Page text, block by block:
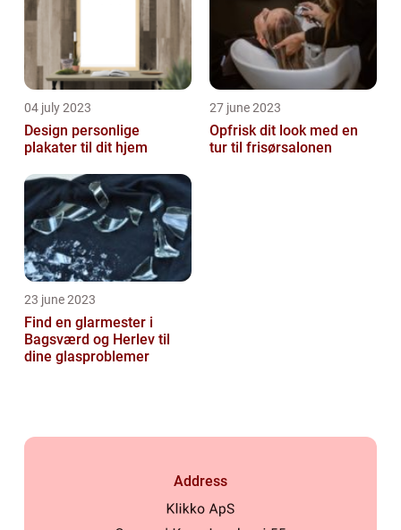
04 july 2023
Design personlige
plakater til dit hjem
27 june 2023
Opfrisk dit look med en
tur til frisørsalonen
23 june 2023
Find en glarmester i
Bagsværd og Herlev til
dine glasproblemer
Address